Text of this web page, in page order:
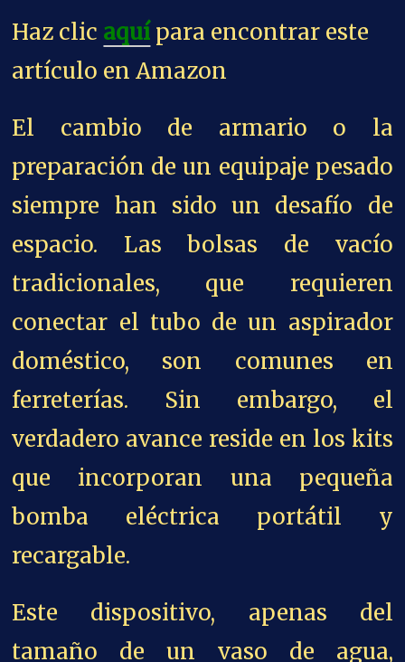
Haz clic aquípara encontrar este
artículo en Amazon
El cambio de armario o la
preparación de un equipaje pesado
siempre han sido un desafío de
espacio. Las bolsas de vacío
tradicionales, que requieren
conectar el tubo de un aspirador
doméstico, son comunes en
ferreterías. Sin embargo, el
verdadero avance reside en los kits
que incorporan una pequeña
bomba eléctrica portátil y
recargable.
Este dispositivo, apenas del
tamaño de un vaso de agua,